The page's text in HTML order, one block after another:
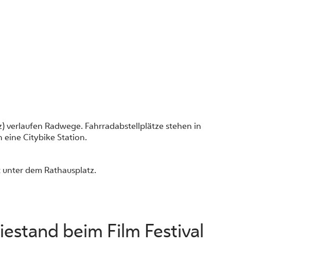
verlaufen Radwege. Fahrradabstellplätze stehen in
eine Citybike Station.
dem Rathausplatz.
beim Film Festival